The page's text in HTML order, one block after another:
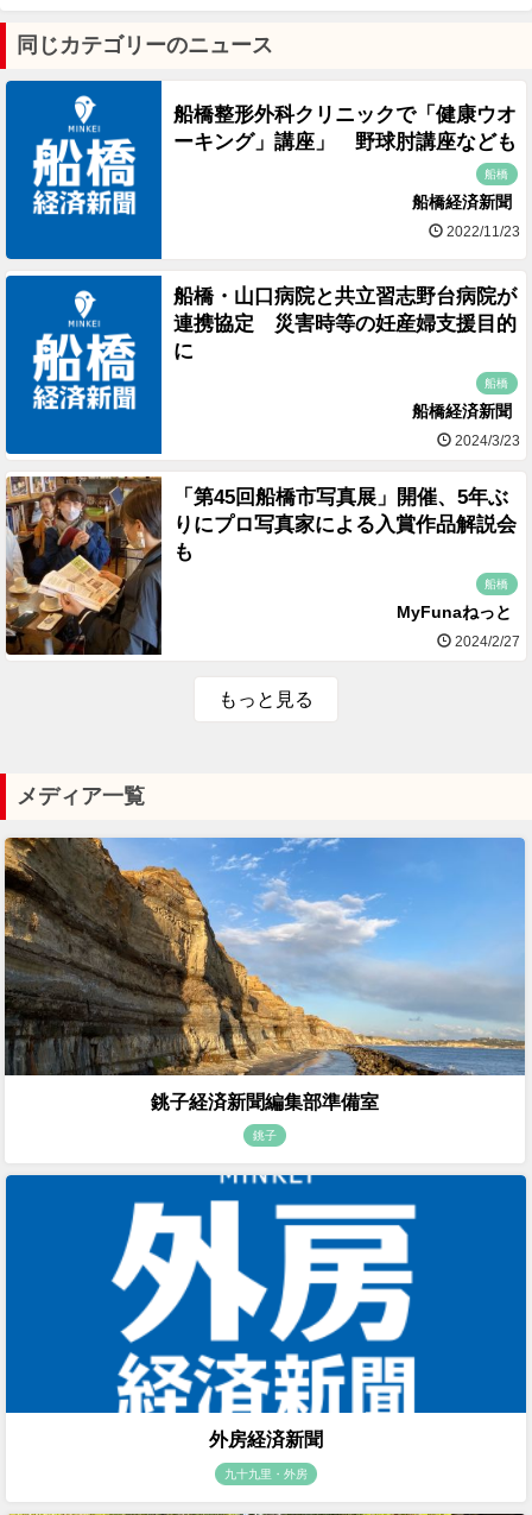
同じカテゴリーのニュース
船橋整形外科クリニックで「健康ウオ
ーキング」講座」 野球肘講座なども
船橋
船橋経済新聞
2022/11/23
船橋・山口病院と共立習志野台病院が
連携協定 災害時等の妊産婦支援目的
に
船橋
船橋経済新聞
2024/3/23
「第45回船橋市写真展」開催、5年ぶ
りにプロ写真家による入賞作品解説会
も
船橋
MyFunaねっと
2024/2/27
もっと見る
メディア一覧
銚子経済新聞編集部準備室
銚子
外房経済新聞
九十九里・外房